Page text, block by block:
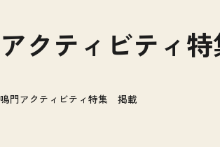
アクティビティ
鳴門アクティビティ特集 掲載